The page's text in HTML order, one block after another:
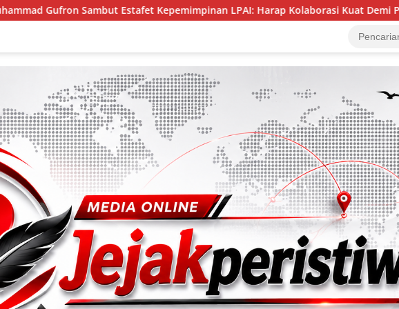
Kepemimpinan LPAI: Harap Kolaborasi Kuat Demi Perlindungan Anak